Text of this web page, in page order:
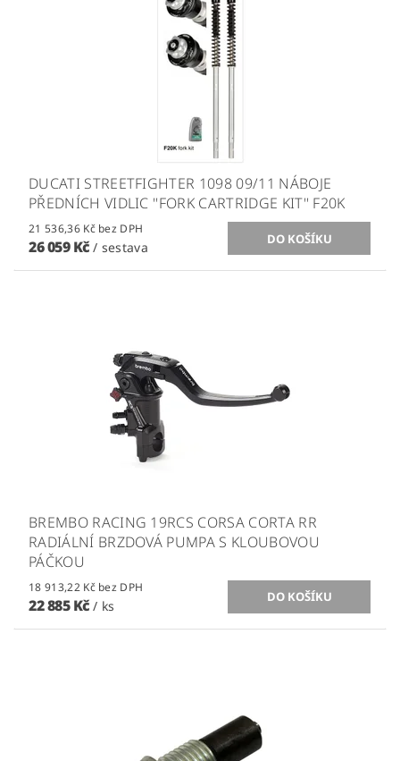
DUCATI STREETFIGHTER 1098 09/11 NÁBOJE
PŘEDNÍCH VIDLIC ''FORK CARTRIDGE KIT'' F20K
21 536,36 Kč bez DPH
26 059 Kč/ sestava
BREMBO RACING 19RCS CORSA CORTA RR
RADIÁLNÍ BRZDOVÁ PUMPA S KLOUBOVOU
PÁČKOU
18 913,22 Kč bez DPH
22 885 Kč/ ks